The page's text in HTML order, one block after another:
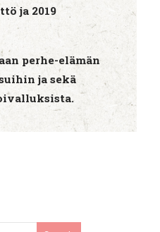
ja 2019
perhe-elämän
ja sekä